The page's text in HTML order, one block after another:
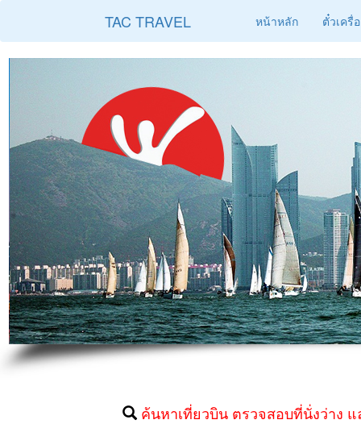
TAC TRAVEL หน้าหลัก ตั๋วเครื่
ค้นหาเที่ยวบิน ตรวจสอบที่นั่งว่าง